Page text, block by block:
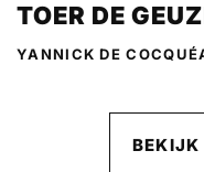
TOER DE
YANNICK DE
BEKIJK